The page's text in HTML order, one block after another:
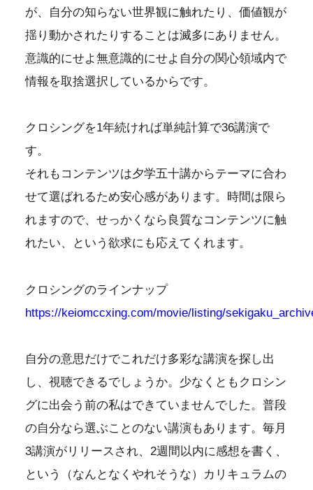
が、自分の知らない世界観に触れたり、価値観が
揺り動かされたりすることは滅多にありません。
意識的にせよ無意識的にせよ自分の関心領域内で
情報を取捨選択しているからです。
クロシングを1年続ければ単純計算で36講演で
す。
それもコンテンツは夕学五十講からテーマに合わ
せて選ばれるため安心感があります。時間は限ら
れますので、せっかくなら良質なコンテンツに触
れたい、という欲求にも応えてくれます。
クロシングのラインナップ
https://keiomccxing.com/movie/listing/
自分の意思だけでこれだけ多彩な講演を探し出
し、視聴できるでしょうか。少なくともクロシン
グに出会う前の私はできていませんでした。普段
の自分なら選ぶことのない講演もあります。毎月
3講演がリリースされ、2週間以内に感想を書く、
という（なんとなくやれそうな）カリキュラムの